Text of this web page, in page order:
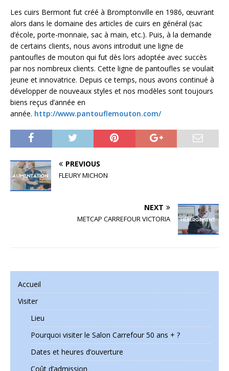
Les cuirs Bermont fut créé à Bromptonville en 1986, œuvrant
alors dans le domaine des articles de cuirs en général (sac
d’école, porte-monnaie, sac à main, etc.). Puis, à la demande
de certains clients, nous avons introduit une ligne de
pantoufles de mouton qui fut dès lors adoptée avec succès
par nos nombreux clients. Cette ligne de pantoufles se voulait
jeune et innovatrice. Depuis ce temps, nous avons continué à
développer de nouveaux styles et nos modèles sont toujours
biens reçus d’année en
année. http://www.pantouflemouton.com/
PREVIOUS
FLEURY MICHON
NEXT
METCAP CARREFOUR VICTORIA
Accueil
Visiter
Lieu
Pourquoi visiter le Salon Carrefour 50 ans + ?
Dates et heures d’ouverture
Coût d’admission